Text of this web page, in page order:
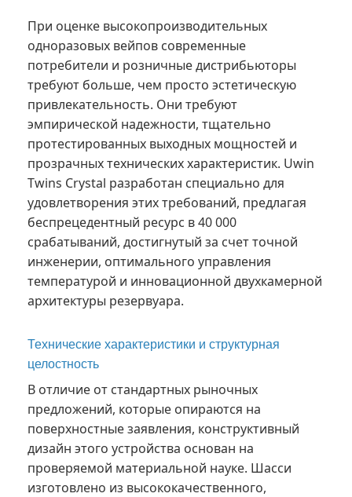
При оценке высокопроизводительных
одноразовых вейпов современные
потребители и розничные дистрибьюторы
требуют больше, чем просто эстетическую
привлекательность. Они требуют
эмпирической надежности, тщательно
протестированных выходных мощностей и
прозрачных технических характеристик. Uwin
Twins Crystal разработан специально для
удовлетворения этих требований, предлагая
беспрецедентный ресурс в 40 000
срабатываний, достигнутый за счет точной
инженерии, оптимального управления
температурой и инновационной двухкамерной
архитектуры резервуара.
Технические характеристики и структурная
целостность
В отличие от стандартных рыночных
предложений, которые опираются на
поверхностные заявления, конструктивный
дизайн этого устройства основан на
проверяемой материальной науке. Шасси
изготовлено из высококачественного,